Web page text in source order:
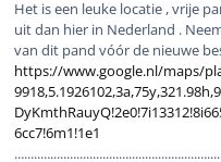
Het is een leuke locatie , vrije
uit dan hier in Nederland .
van dit pand vóór de nieuwe
https://www.google.nl/maps/
6cc7!6m1!1e1